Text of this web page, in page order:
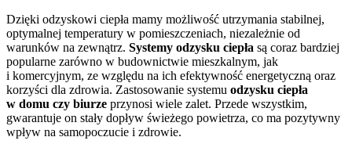
Dzięki odzyskowi ciepła mamy możliwość utrzymania stabilnej,
optymalnej temperatury w pomieszczeniach, niezależnie od
warunków na zewnątrz. Systemy odzysku ciepła są coraz bardziej
popularne zarówno w budownictwie mieszkalnym, jak
i komercyjnym, ze względu na ich efektywność energetyczną oraz
korzyści dla zdrowia. Zastosowanie systemu odzysku ciepła
w domu czy biurze przynosi wiele zalet. Przede wszystkim,
gwarantuje on stały dopływ świeżego powietrza, co ma pozytywny
wpływ na samopoczucie i zdrowie.